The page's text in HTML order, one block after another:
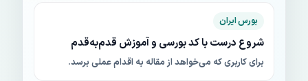
بورس ایران
شروع درست با کد بورسی و آموزش قدم‌به‌قدم
برای کاربری که می‌خواهد از مقاله به اقدام عملی برسد.